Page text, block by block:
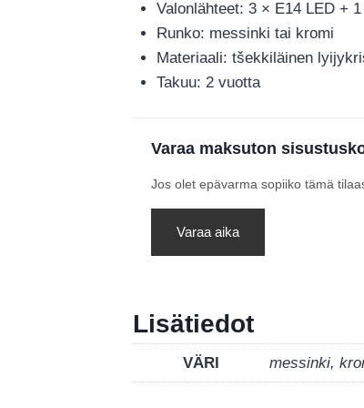
Valonlähteet: 3 × E14 LED +
Runko: messinki tai kromi
Materiaali: tšekkiläinen
Takuu: 2 vuotta
Varaa maksuton
Jos olet epävarma sopiiko tämä
Varaa aika
Lisätiedot
VÄRI messinki,